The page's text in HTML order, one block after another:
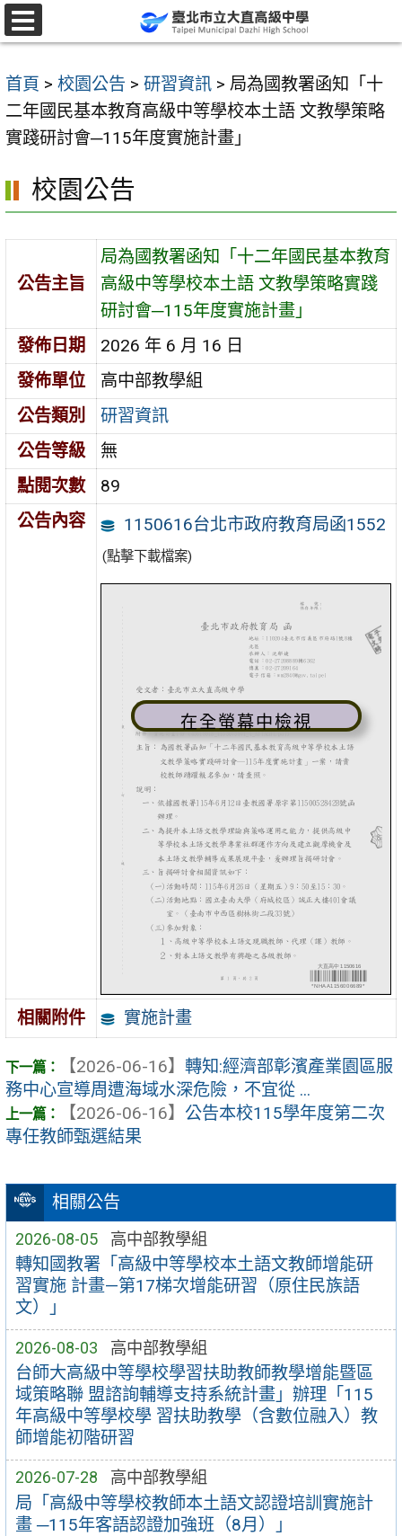
跳
至
要
內
容
首頁 > 校園公告 > 研習資訊 > 局為國教署函知「十
二年國民基本教育高級中等學校本土語 文教學策略
實踐研討會─115年度實施計畫」
相關公告
2026-08-05 高中部教學組
轉知國教署「高級中等學校本土語文教師增能研
習實施 計畫—第17梯次增能研習（原住民族語
文）」
2026-08-03 高中部教學組
台師大高級中等學校學習扶助教師教學增能暨區
域策略聯 盟諮詢輔導支持系統計畫」辦理「115
年高級中等學校學 習扶助教學（含數位融入）教
師增能初階研習
2026-07-28 高中部教學組
局「高級中等學校教師本土語文認證培訓實施計
畫 ─115年客語認證加強班（8月）」
校園公告
公告主旨
局為國教署函知「十二年國民基本教育
高級中等學校本土語 文教學策略實踐
研討會─115年度實施計畫」
發佈日期
2026 年 6 月 16 日
發佈單位
高中部教學組
公告類別
研習資訊
公告等級
無
點閱次數
89
公告內容
1150616台北市政府教育局函1552
(點擊下載檔案)
在全螢幕中檢視
相關附件 實施計畫
【2026-06-16】 轉知:經濟部彰濱產業園區服
務中心宣導周遭海域水深危險，不宜從 ...
【2026-06-16】 公告本校115學年度第二次
專任教師甄選結果
選
單